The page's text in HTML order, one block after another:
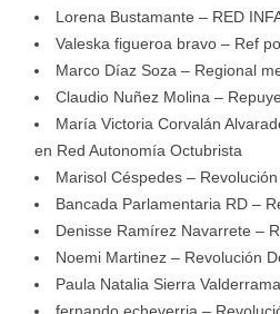
Lorena Bustamante – RED
Valeska figueroa bravo – Ref
Marco Díaz Soza – Regional
Claudio Nuñez Molina –
María Victoria Corvalán
en Red Autonomía Octubrista
Marisol Céspedes –
Bancada Parlamentaria RD –
Denisse Ramírez Navarrete –
Noemi Martinez – Revolución
Paula Natalia Sierra